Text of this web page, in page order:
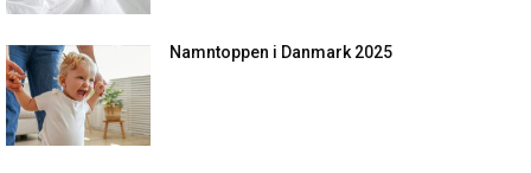
Namntoppen i Danmark 2025